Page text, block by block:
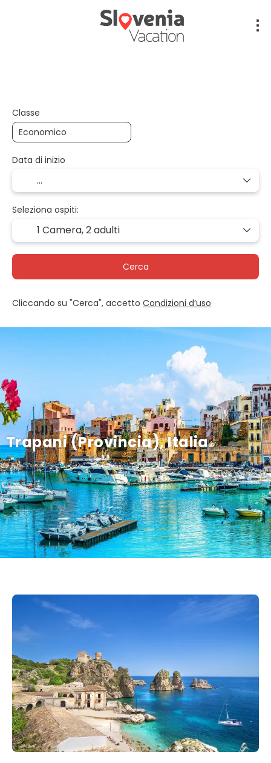
Trapani (Provincia), Italia
Classe
Data di inizio
Seleziona ospiti:
1 Camera,2 adulti
Cerca
Cliccando su "Cerca", accetto Condizioni d’uso